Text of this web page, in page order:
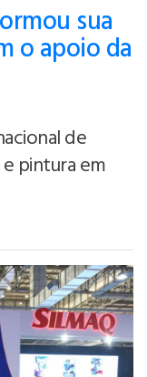
sua
o apoio da
de
pintura em